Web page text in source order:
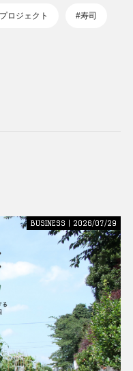
ロジェクト #寿司
BUSINESS | 2026/07/29